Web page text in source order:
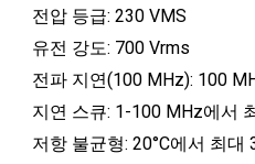
전압 등급: 230 VMS
유전 강도: 700 Vrms
전파 지연(100 MHz): 100
지연 스큐: 1-100 MHz에서
저항 불균형: 20°C에서 최대